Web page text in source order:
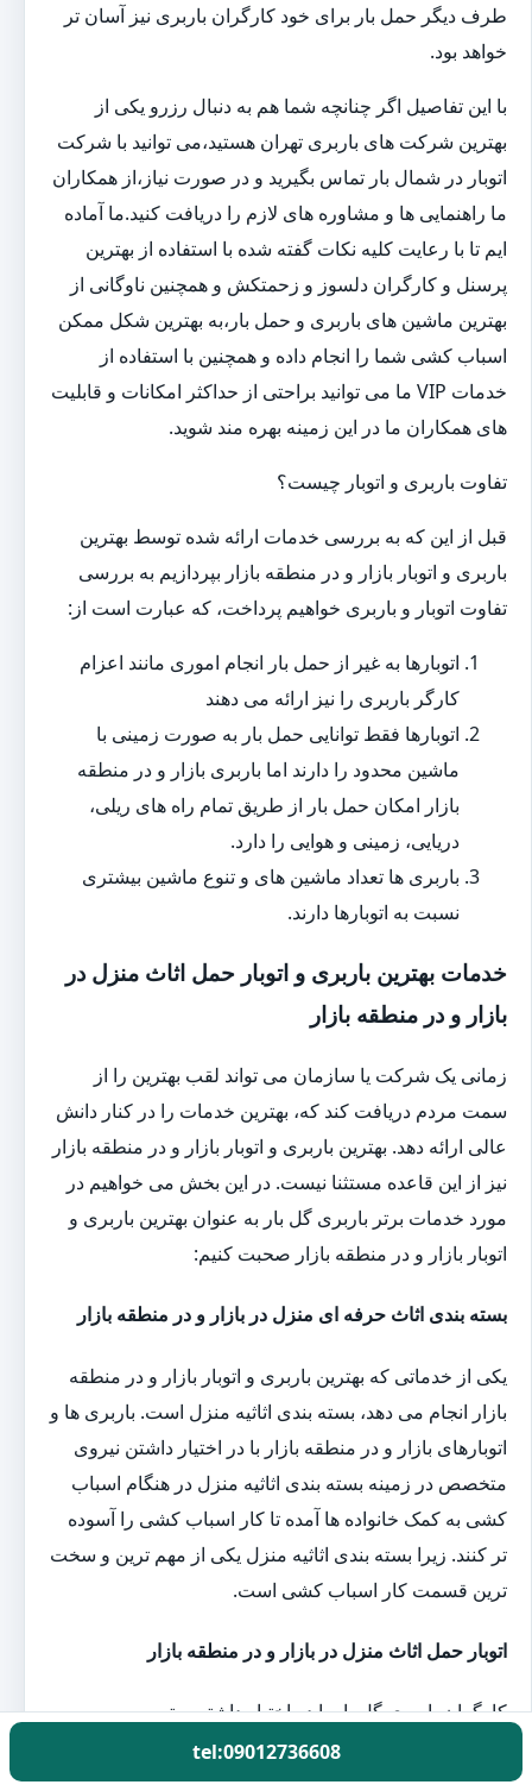
طرف دیگر حمل بار برای خود کارگران باربری نیز آسان تر
خواهد بود.
با این تفاصیل اگر چنانچه شما هم به دنبال رزرو یکی از
بهترین شرکت های باربری تهران هستید،می توانید با شرکت
اتوبار در شمال بار تماس بگیرید و در صورت نیاز،از همکاران
ما راهنمایی ها و مشاوره های لازم را دریافت کنید.ما آماده
ایم تا با رعایت کلیه نکات گفته شده با استفاده از بهترین
پرسنل و کارگران دلسوز و زحمتکش و همچنین ناوگانی از
بهترین ماشین های باربری و حمل بار،به بهترین شکل ممکن
اسباب کشی شما را انجام داده و همچنین با استفاده از
خدمات VIP ما می توانید براحتی از حداکثر امکانات و قابلیت
های همکاران ما در این زمینه بهره مند شوید.
تفاوت باربری و اتوبار چیست؟
قبل از این که به بررسی خدمات ارائه شده توسط بهترین
باربری و اتوبار بازار و در منطقه بازار بپردازیم به بررسی
تفاوت اتوبار و باربری خواهیم پرداخت، که عبارت است از:
اتوبارها به غیر از حمل بار انجام اموری مانند اعزام
کارگر باربری را نیز ارائه می دهند
اتوبارها فقط توانایی حمل بار به صورت زمینی با
ماشین محدود را دارند اما باربری بازار و در منطقه
بازار امکان حمل بار از طریق تمام راه های ریلی،
دریایی، زمینی و هوایی را دارد.
باربری ها تعداد ماشین های و تنوع ماشین بیشتری
نسبت به اتوبارها دارند.
خدمات بهترین باربری و اتوبار حمل اثاث منزل در
بازار و در منطقه بازار
زمانی یک شرکت یا سازمان می تواند لقب بهترین را از
سمت مردم دریافت کند که، بهترین خدمات را در کنار دانش
عالی ارائه دهد. بهترین باربری و اتوبار بازار و در منطقه بازار
نیز از این قاعده مستثنا نیست. در این بخش می خواهیم در
مورد خدمات برتر باربری گل بار به عنوان بهترین باربری و
اتوبار بازار و در منطقه بازار صحبت کنیم:
بسته بندی اثاث حرفه ای منزل در بازار و در منطقه بازار
یکی از خدماتی که بهترین باربری و اتوبار بازار و در منطقه
بازار انجام می دهد، بسته بندی اثاثیه منزل است. باربری ها و
اتوبارهای بازار و در منطقه بازار با در اختیار داشتن نیروی
متخصص در زمینه بسته بندی اثاثیه منزل در هنگام اسباب
کشی به کمک خانواده ها آمده تا کار اسباب کشی را آسوده
تر کنند. زیرا بسته بندی اثاثیه منزل یکی از مهم ترین و سخت
ترین قسمت کار اسباب کشی است.
اتوبار حمل اثاث منزل در بازار و در منطقه بازار
کارگران باربری گل بار با در اختیار داشتن بهترین و به
روزترین تجهیزات بسته بندی اثاثیه منزل یک روز قبل از
اسباب کشی به منزل شما آمده و بارهای شما را بسته بندی
tel:09012736608